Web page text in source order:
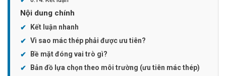
Nội dung chính
Kết luận nhanh
Vì sao mác thép phải được ưu tiên?
Bề mặt đóng vai trò gì?
Bản đồ lựa chọn theo môi trường (ưu tiên mác thép)